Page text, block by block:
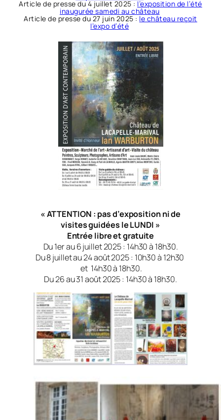
Article de presse du 4 juillet 2025 : l’exposition de l’été
inaugurée samedi au château
Article de presse du 27 juin 2025 : le château reçoit
l’expo d’été
« ATTENTION : pas d’exposition ni de
visites guidées le LUNDI »
Entrée libre et gratuite
Du 1er au 6 juillet 2025 : 14h30 à 18h30.
Du 8 juillet au 24 août 2025 : 10h30 à 12h30
et 14h30 à 18h30.
Du 26 au 31 août 2025 : 14h30 à 18h30.